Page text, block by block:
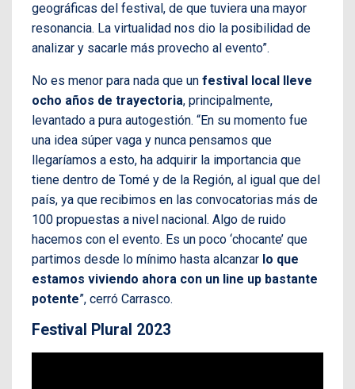
geográficas del festival, de que tuviera una mayor
resonancia. La virtualidad nos dio la posibilidad de
analizar y sacarle más provecho al evento”.
No es menor para nada que un festival local lleve
ocho años de trayectoria, principalmente,
levantado a pura autogestión. “En su momento fue
una idea súper vaga y nunca pensamos que
llegaríamos a esto, ha adquirir la importancia que
tiene dentro de Tomé y de la Región, al igual que del
país, ya que recibimos en las convocatorias más de
100 propuestas a nivel nacional. Algo de ruido
hacemos con el evento. Es un poco ‘chocante’ que
partimos desde lo mínimo hasta alcanzar lo que
estamos viviendo ahora con un line up bastante
potente”, cerró Carrasco.
Festival Plural 2023